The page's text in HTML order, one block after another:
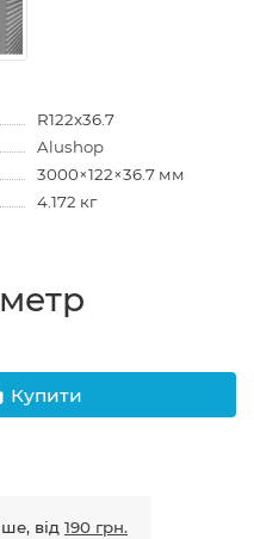
R122x36.7
Alushop
3000×122×36.7 мм
4.172 кг
Купити
від 190 грн.